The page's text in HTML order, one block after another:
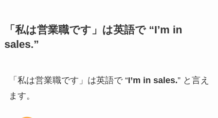
「私は営業職です」は英語で “I’m in
sales.”
「私は営業職です」は英語で “I’m in sales.” と言え
ます。